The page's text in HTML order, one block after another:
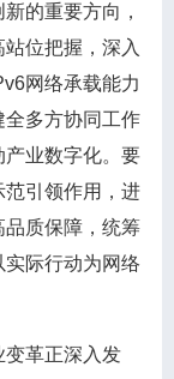
的重要方向，
位把握，深入
网络承载能力
多方协同工作
业数字化。要
范引领作用，进
质保障，统筹
实际行动为网络
变革正深入发